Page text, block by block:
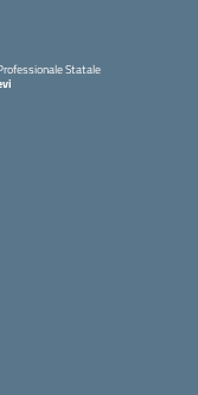
Statale